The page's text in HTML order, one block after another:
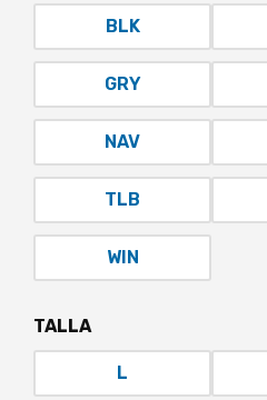
BLK
GRY
NAV
TLB
WIN
TALLA
L